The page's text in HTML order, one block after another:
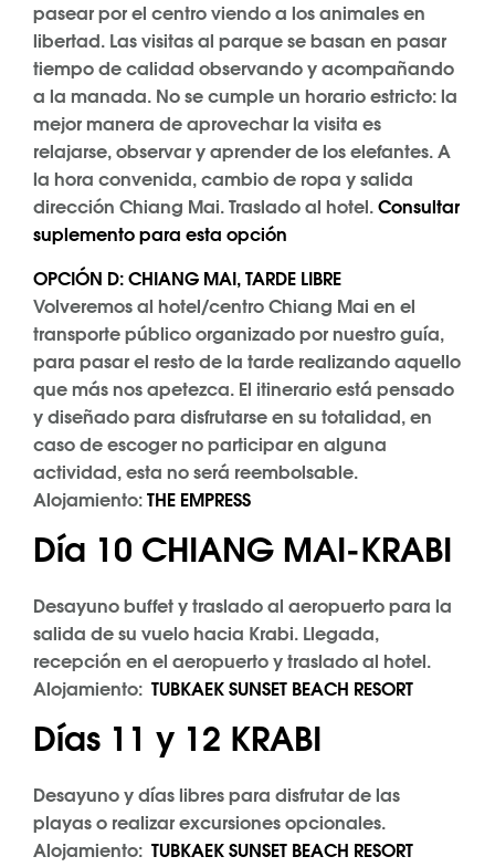
pasear por el centro viendo a los animales en
libertad. Las visitas al parque se basan en pasar
tiempo de calidad observando y acompañando
a la manada. No se cumple un horario estricto: la
mejor manera de aprovechar la visita es
relajarse, observar y aprender de los elefantes. A
la hora convenida, cambio de ropa y salida
dirección Chiang Mai. Traslado al hotel.Consultar
suplemento para esta opción
OPCIÓN D: CHIANG MAI, TARDE LIBRE
Volveremos al hotel/centro Chiang Mai en el
transporte público organizado por nuestro guía,
para pasar el resto de la tarde realizando aquello
que más nos apetezca. El itinerario está pensado
y diseñado para disfrutarse en su totalidad, en
caso de escoger no participar en alguna
actividad, esta no será reembolsable.
Alojamiento:THE EMPRESS
Día 10 CHIANG MAI-KRABI
Desayuno buffet y traslado al aeropuerto para la
salida de su vuelo hacia Krabi. Llegada,
recepción en el aeropuerto y traslado al hotel.
Alojamiento: TUBKAEK SUNSET BEACH RESORT
Días 11 y 12 KRABI
Desayuno y días libres para disfrutar de las
playas o realizar excursiones opcionales.
Alojamiento: TUBKAEK SUNSET BEACH RESORT